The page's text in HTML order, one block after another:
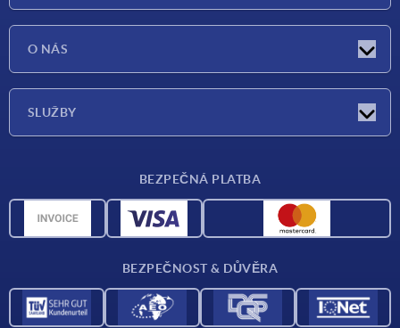
O NÁS
SLUŽBY
CAD data
BEZPEČNÁ PLATBA
BEZPEČNOST & DŮVĚRA